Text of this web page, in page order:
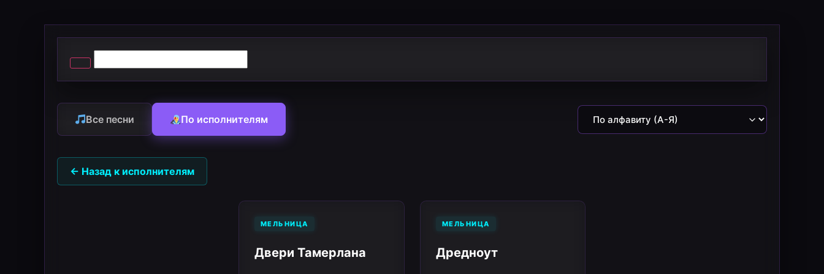
Все песни По исполнителям
← Назад к исполнителям
МЕЛЬНИЦА
Двери Тамерлана
МЕЛЬНИЦА
Дредноут